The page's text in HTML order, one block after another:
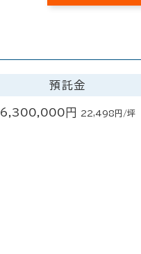
預託金
6,300,000円 22,498円/坪